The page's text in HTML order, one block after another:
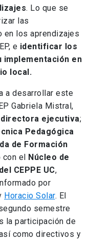
. Lo que se
las
en los aprendizajes
e identificar los
implementación en
local.
a desarrollar este
Gabriela Mistral,
ejecutiva;
Pedagógica
de Formación
el
Núcleo de
CEPPE UC,
por
Horacio Solar. El
semestre
la participación de
como directivos y